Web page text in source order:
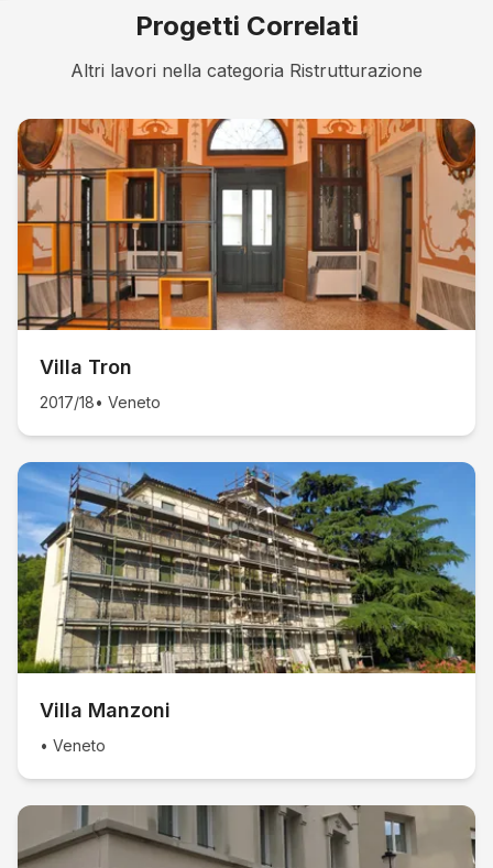
Progetti Correlati
Altri lavori nella categoria Ristrutturazione
Villa Tron
2017/18• Veneto
Villa Manzoni
• Veneto